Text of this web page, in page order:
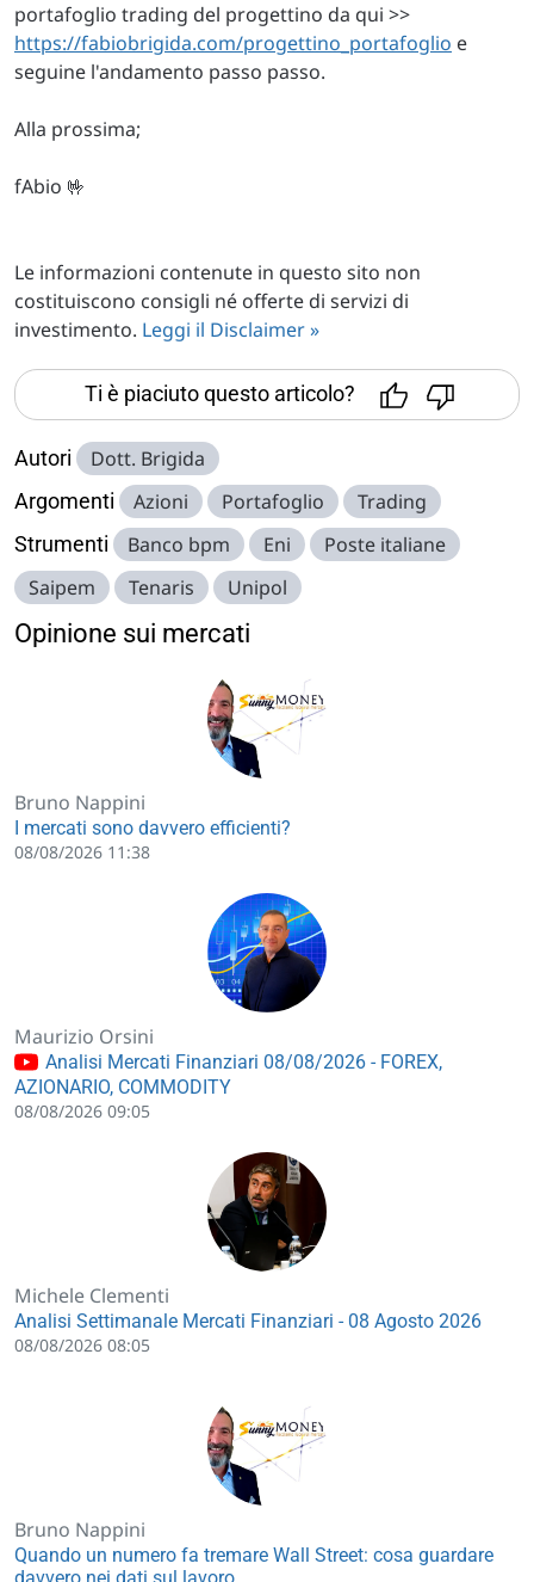
portafoglio trading del progettino da qui >>
https://fabiobrigida.com/progettino_portafoglio e
seguine l'andamento passo passo.
Alla prossima;
fAbio 🤟
Le informazioni contenute in questo sito non
costituiscono consigli né offerte di servizi di
investimento. Leggi il Disclaimer »
Ti è piaciuto questo articolo?
Autori Dott. Brigida
Argomenti Azioni Portafoglio Trading
Strumenti Banco bpm Eni
Poste italiane
Saipem
Tenaris Unipol
Opinione sui mercati
Bruno Nappini
I mercati sono davvero efficienti?
08/08/2026 11:38
Maurizio Orsini
Analisi Mercati Finanziari 08/08/2026 - FOREX,
AZIONARIO, COMMODITY
08/08/2026 09:05
Michele Clementi
Analisi Settimanale Mercati Finanziari - 08 Agosto 2026
08/08/2026 08:05
Bruno Nappini
Quando un numero fa tremare Wall Street: cosa guardare